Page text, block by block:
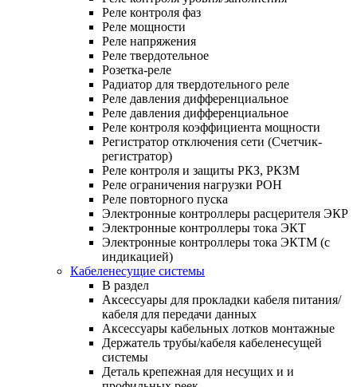
Реле контроля фаз
Реле мощности
Реле напряжения
Реле твердотельное
Розетка-реле
Радиатор для твердотельного реле
Реле давления дифференциальное
Реле давления дифференциальное
Реле контроля коэффициента мощности
Регистратор отключения сети (Счетчик-
регистратор)
Реле контроля и защиты РКЗ, РКЗМ
Реле ограничения нагрузки РОН
Реле повторного пуска
Электронные контроллеры расцерителя ЭКР
Электронные контроллеры тока ЭКТ
Электронные контроллеры тока ЭКТМ (с
индикацией)
Кабеленесущие системы
В раздел
Аксессуары для прокладки кабеля питания/
кабеля для передачи данных
Аксессуары кабельных лотков монтажные
Держатель трубы/кабеля кабеленесущей
системы
Деталь крепежная для несущих и и